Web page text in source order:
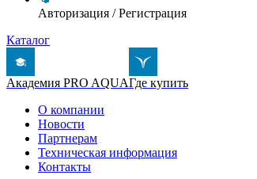
Авторизация /Регистрация
Каталог
Академия PRO AQUAГде купить
О компании
Новости
Партнерам
Техническая информация
Контакты